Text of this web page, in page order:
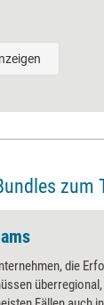
zum
die